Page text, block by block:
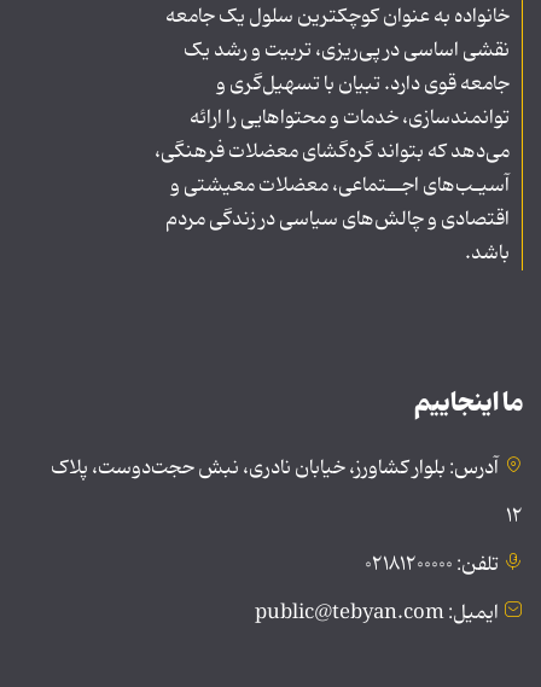
خانواده به عنوان کوچکترین سلول یک جامعه
نقشی اساسی در پی‌ریزی، تربیت و رشد یک
جامعه قوی دارد. تبیان با تسهیل‌گری و
توانمندسازی، خدمات و محتواهایی را ارائه
می‌دهد که بتواند گره‌گشای معضلات فرهنگی،
آسیـب‌های اجــتماعی، معضلات معیشتی و
اقتصادی و چالش‌های سیاسی در زندگی مردم
باشد.
ما اینجاییم
آدرس: بلوار کشاورز، خیابان نادری، نبش حجت‌دوست، پلاک
۱۲
تلفن: ۰۲۱۸۱۲۰۰۰۰۰
ایمیل: public@tebyan.com